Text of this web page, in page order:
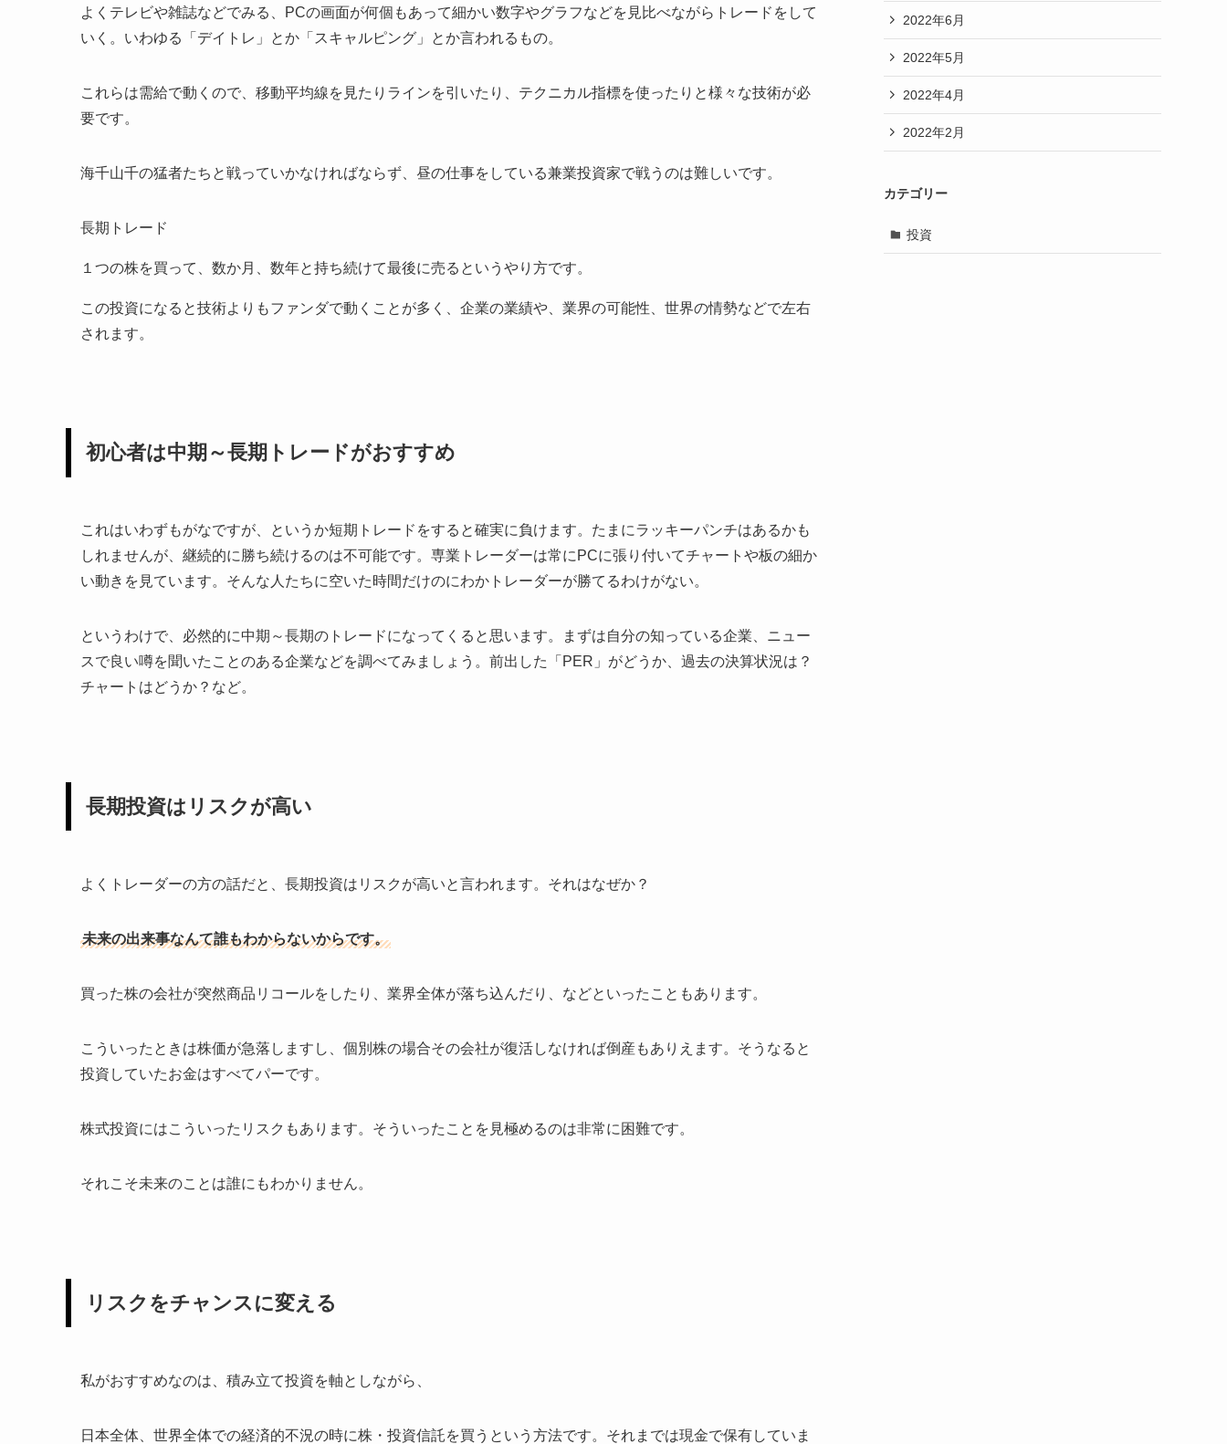
よくテレビや雑誌などでみる、PCの画面が何個もあって細かい数字やグラフなどを見比べながらトレードをして
いく。いわゆる「デイトレ」とか「スキャルピング」とか言われるもの。
これらは需給で動くので、移動平均線を見たりラインを引いたり、テクニカル指標を使ったりと様々な技術が必
要です。
海千山千の猛者たちと戦っていかなければならず、昼の仕事をしている兼業投資家で戦うのは難しいです。
長期トレード
１つの株を買って、数か月、数年と持ち続けて最後に売るというやり方です。
この投資になると技術よりもファンダで動くことが多く、企業の業績や、業界の可能性、世界の情勢などで左右
されます。
初心者は中期～長期トレードがおすすめ
これはいわずもがなですが、というか短期トレードをすると確実に負けます。たまにラッキーパンチはあるかも
しれませんが、継続的に勝ち続けるのは不可能です。専業トレーダーは常にPCに張り付いてチャートや板の細か
い動きを見ています。そんな人たちに空いた時間だけのにわかトレーダーが勝てるわけがない。
というわけで、必然的に中期～長期のトレードになってくると思います。まずは自分の知っている企業、ニュー
スで良い噂を聞いたことのある企業などを調べてみましょう。前出した「PER」がどうか、過去の決算状況は？
チャートはどうか？など。
長期投資はリスクが高い
よくトレーダーの方の話だと、長期投資はリスクが高いと言われます。それはなぜか？
未来の出来事なんて誰もわからないからです。
買った株の会社が突然商品リコールをしたり、業界全体が落ち込んだり、などといったこともあります。
こういったときは株価が急落しますし、個別株の場合その会社が復活しなければ倒産もありえます。そうなると
投資していたお金はすべてパーです。
株式投資にはこういったリスクもあります。そういったことを見極めるのは非常に困難です。
それこそ未来のことは誰にもわかりません。
リスクをチャンスに変える
私がおすすめなのは、積み立て投資を軸としながら、
日本全体、世界全体での経済的不況の時に株・投資信託を買うという方法です。それまでは現金で保有していま
2022年6月
2022年5月
2022年4月
2022年2月
カテゴリー
投資